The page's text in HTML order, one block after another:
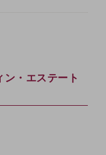
ン・エステート